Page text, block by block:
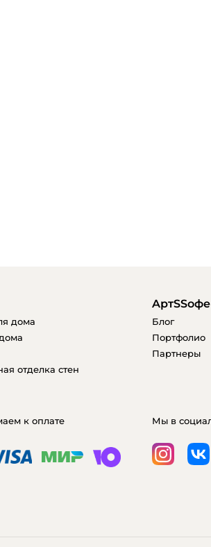
дома
отделка стен
AртSSофе
Блог
Портфолио
Партнеры
к оплате Мы в